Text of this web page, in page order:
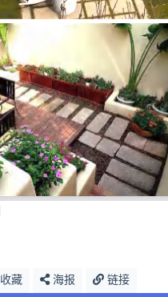
收藏 海报 链接